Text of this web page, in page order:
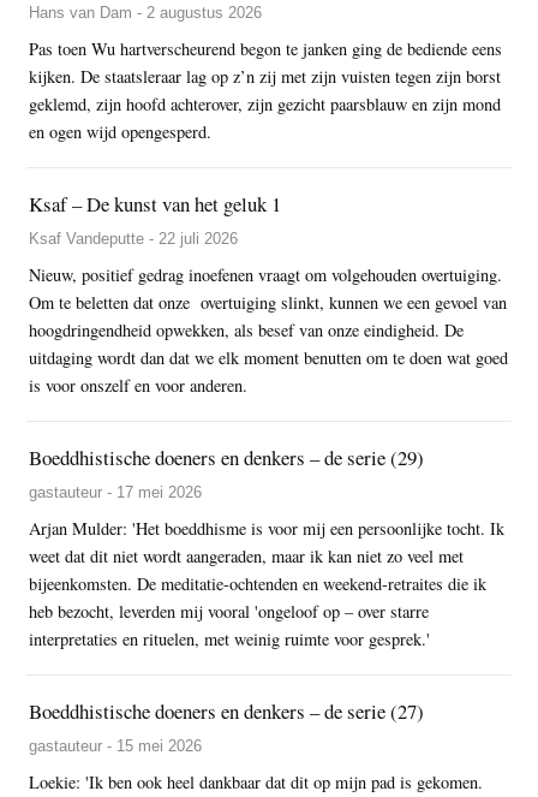
Hans van Dam - 2 augustus 2026
Pas toen Wu hartverscheurend begon te janken ging de bediende eens
kijken. De staatsleraar lag op z’n zij met zijn vuisten tegen zijn borst
geklemd, zijn hoofd achterover, zijn gezicht paarsblauw en zijn mond
en ogen wijd opengesperd.
Ksaf – De kunst van het geluk 1
Ksaf Vandeputte - 22 juli 2026
Nieuw, positief gedrag inoefenen vraagt om volgehouden overtuiging.
Om te beletten dat onze overtuiging slinkt, kunnen we een gevoel van
hoogdringendheid opwekken, als besef van onze eindigheid. De
uitdaging wordt dan dat we elk moment benutten om te doen wat goed
is voor onszelf en voor anderen.
Boeddhistische doeners en denkers – de serie (29)
gastauteur - 17 mei 2026
Arjan Mulder: 'Het boeddhisme is voor mij een persoonlijke tocht. Ik
weet dat dit niet wordt aangeraden, maar ik kan niet zo veel met
bijeenkomsten. De meditatie-ochtenden en weekend-retraites die ik
heb bezocht, leverden mij vooral 'ongeloof op – over starre
interpretaties en rituelen, met weinig ruimte voor gesprek.'
Boeddhistische doeners en denkers – de serie (27)
gastauteur - 15 mei 2026
Loekie: 'Ik ben ook heel dankbaar dat dit op mijn pad is gekomen.